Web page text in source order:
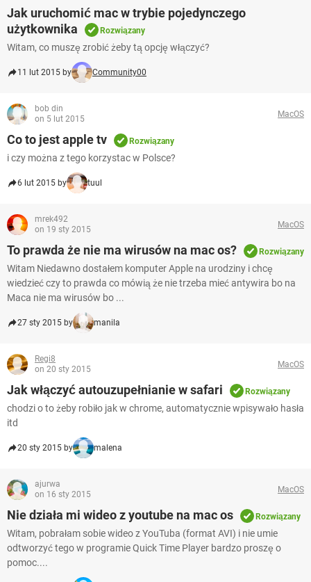
Jak uruchomić mac w trybie pojedynczego
użytkownika
Rozwiązany
Witam, co muszę zrobić żeby tą opcję włączyć?
11 lut 2015 by Community00
bob din
on 5 lut 2015
MacOS
Co to jest apple tv Rozwiązany
i czy można z tego korzystac w Polsce?
6 lut 2015 by tuul
mrek492
on 19 sty 2015
MacOS
To prawda że nie ma wirusów na mac os? Rozwiązany
Witam Niedawno dostałem komputer Apple na urodziny i chcę
wiedzieć czy to prawda co mówią że nie trzeba mieć antywira bo na
Maca nie ma wirusów bo ...
27 sty 2015 by manila
Regi8
on 20 sty 2015
MacOS
Jak włączyć autouzupełnianie w safari Rozwiązany
chodzi o to żeby robiło jak w chrome, automatycznie wpisywało hasła
itd
20 sty 2015 by malena
ajurwa
on 16 sty 2015
MacOS
Nie działa mi wideo z youtube na mac os Rozwiązany
Witam, pobrałam sobie wideo z YouTuba (format AVI) i nie umie
odtworzyć tego w programie Quick Time Player bardzo proszę o
pomoc....